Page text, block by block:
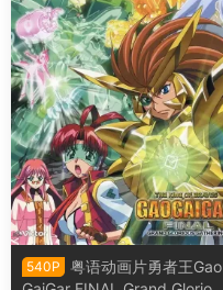
540P
粤语动画片勇者王Gao